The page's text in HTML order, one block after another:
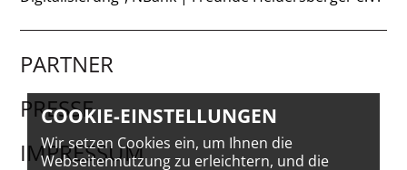
PARTNER
PRESSE
IMPRESSUM
COOKIE-EINSTELLUNGEN
Wir setzen Cookies ein, um Ihnen die
Webseitennutzung zu erleichtern, und die